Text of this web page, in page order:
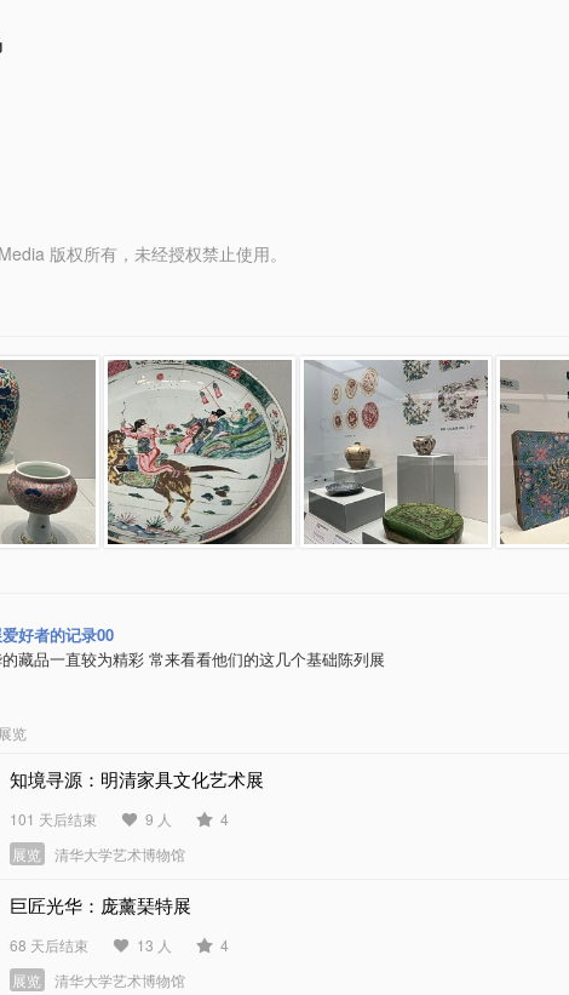
版权所有，未经授权禁止使用。
好者的记录00
藏品一直较为精彩 常来看看他们的这几个基础陈列展
览
知境寻源：明清家具文化艺术展
101 天后结束 9 人
4
展览
清华大学艺术博物馆
巨匠光华：庞薰琹特展
68 天后结束 13 人
4
展览
清华大学艺术博物馆